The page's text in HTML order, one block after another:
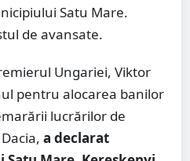
Satu Mare.
de avansate.
Ungariei, Viktor
pentru alocarea banilor
lucrărilor de
a declarat